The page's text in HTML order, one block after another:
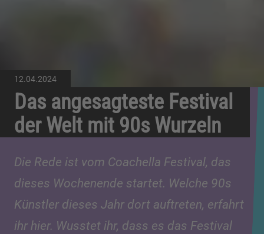
12.04.2024
Das angesagteste Festival
der Welt mit 90s Wurzeln
Die Rede ist vom Coachella Festival, das
dieses Wochenende startet. Welche 90s
Künstler dieses Jahr dort auftreten, erfahrt
ihr hier. Wusstet ihr, dass es das Festival